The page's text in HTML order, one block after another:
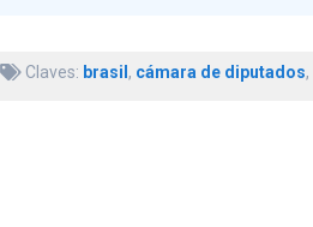
Claves: brasil , cámara de diputados,